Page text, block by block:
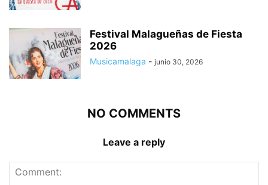
Festival Malagueñas de Fiesta
2026
Musicamalaga - junio 30, 2026
NO COMMENTS
Leave a reply